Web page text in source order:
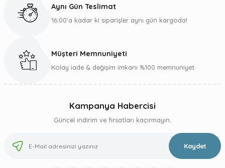
Aynı Gün Teslimat
16:00’a kadar ki siparişler aynı gün kargoda!
Müşteri Memnuniyeti
Kolay iade & değişim imkanı %100 memnuniyet
Kampanya Habercisi
Güncel indirim ve fırsatları kaçırmayın.
Kaydet